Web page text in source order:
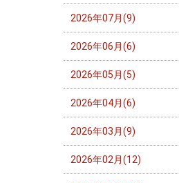
2026年07月(9)
2026年06月(6)
2026年05月(5)
2026年04月(6)
2026年03月(9)
2026年02月(12)